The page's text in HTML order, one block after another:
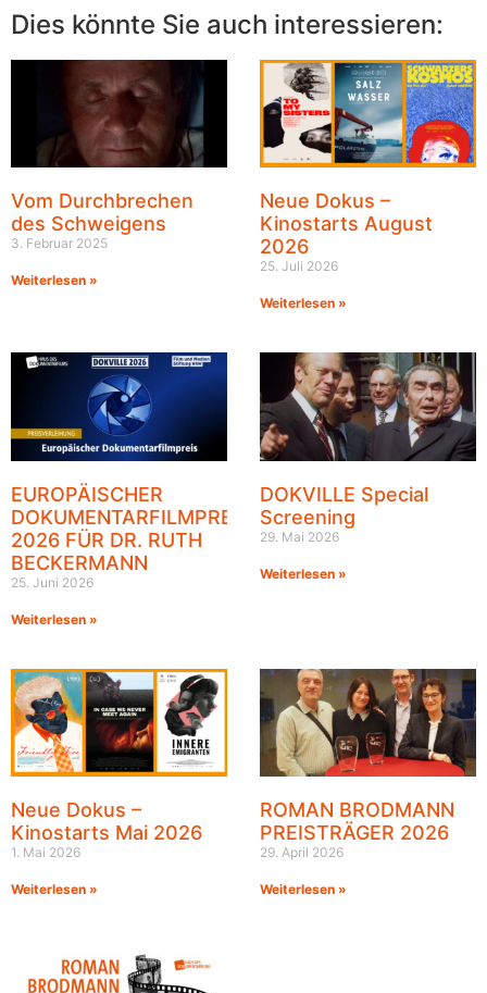
Dies könnte Sie auch interessieren:
Vom Durchbrechen
des Schweigens
3. Februar 2025
Weiterlesen »
Neue Dokus –
Kinostarts August
2026
25. Juli 2026
Weiterlesen »
EUROPÄISCHER
DOKUMENTARFILMPREIS
2026 FÜR DR. RUTH
BECKERMANN
25. Juni 2026
Weiterlesen »
DOKVILLE Special
Screening
29. Mai 2026
Weiterlesen »
Neue Dokus –
Kinostarts Mai 2026
1. Mai 2026
Weiterlesen »
ROMAN BRODMANN
PREISTRÄGER 2026
29. April 2026
Weiterlesen »